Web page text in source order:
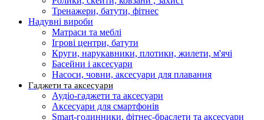
Тренажери, батути, фітнес
Надувні вироби
Матраси та меблі
Ігрові центри, батути
Круги, нарукавники, плотики, жилети, м'ячі
Басейни і аксесуари
Насоси, човни, аксесуари для плавання
Гаджети та аксесуари
Аудіо-гаджети та аксесуари
Аксесуари для смартфонів
Smart-годинники, фітнес-браслети та аксесуари